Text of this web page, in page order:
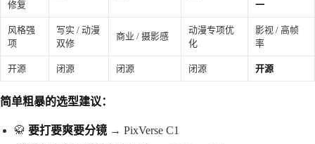
修复
一
风格强
项
写实 / 动漫
双修
商业 / 摄影感
动漫专项优
化
影视 / 高帧
率
开源 闭源 闭源 闭源 开源
简单粗暴的选型建议：
🥋 要打要爽要分镜 → PixVerse C1